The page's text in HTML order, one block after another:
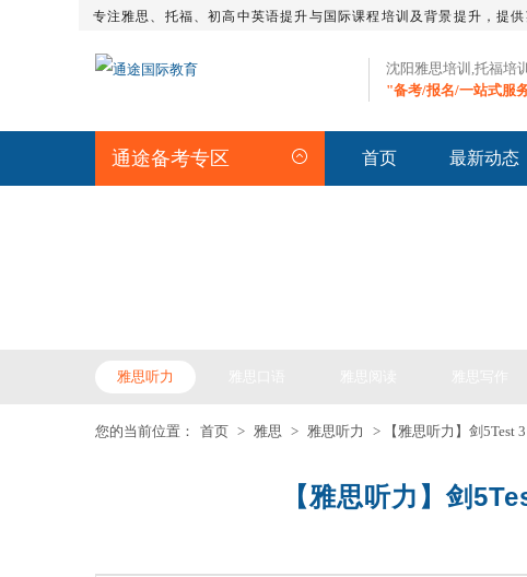
专注雅思、托福、初高中英语提升与国际课程培训及背景提升，提
沈阳雅思培训,托福培训
"备考/报名/一站式服
通途备考专区 首页 最新动态
雅思听力
您的当前位置： 首页 > 雅思 > 雅思听力 > 【雅思听力】剑5Test
【雅思听力】剑
托福培训课